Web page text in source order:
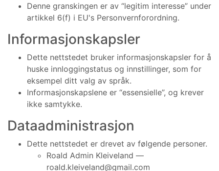
Denne granskingen er av “legitim interesse” under
artikkel 6(f) i EU's Personvernforordning.
Informasjonskapsler
Dette nettstedet bruker informasjonskapsler for å
huske innloggingstatus og innstillinger, som for
eksempel ditt valg av språk.
Informasjonskapslene er “essensielle”, og krever
ikke samtykke.
Dataadministrasjon
Dette nettstedet er drevet av følgende personer.
Roald Admin Kleiveland —
roald.kleiveland@gmail.com